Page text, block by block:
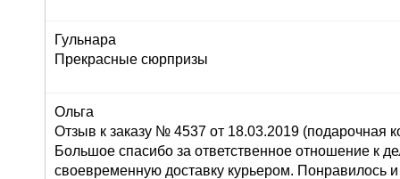
Гульнара
Прекрасные сюрпризы
Ольга
Отзыв к заказу № 4537 от 18.03.2019 (подарочная
Большое спасибо за ответственное отношение к
своевременную доставку курьером. Понравилось